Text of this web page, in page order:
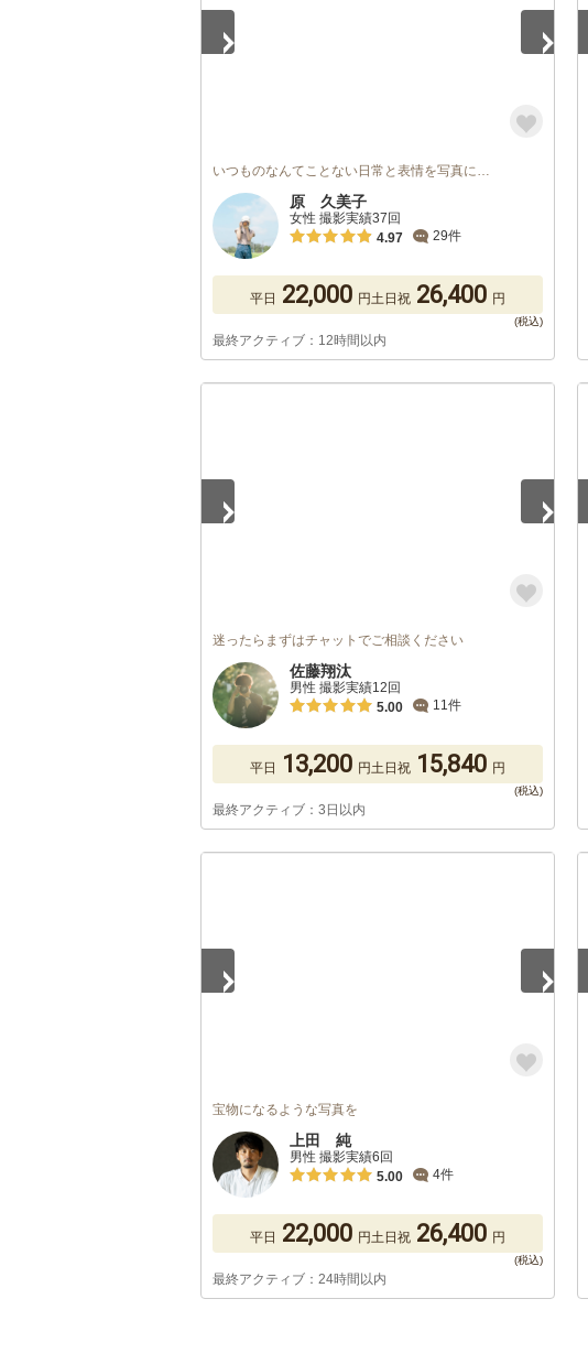
いつものなんてことない日常と表情を写真に…
原 久美子
女性 撮影実績37回
4.97
29件
平日 22,000 円土日祝 26,400 円
最終アクティブ：12時間以内
迷ったらまずはチャットでご相談ください
佐藤翔汰
男性 撮影実績12回
5.00
11件
平日 13,200 円土日祝 15,840 円
最終アクティブ：3日以内
宝物になるような写真を
上田 純
男性 撮影実績6回
5.00
4件
平日 22,000 円土日祝 26,400 円
最終アクティブ：24時間以内